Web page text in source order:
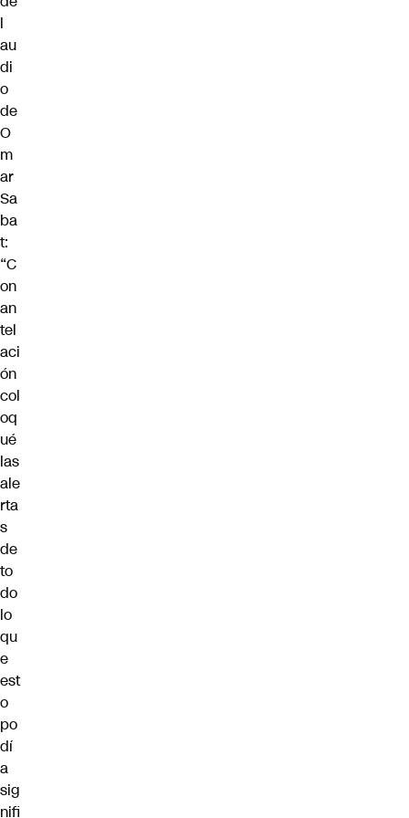
l
au
di
o
de
O
m
ar
Sa
ba
t:
“C
on
an
tel
aci
ón
col
oq
ué
las
ale
rta
s
de
to
do
lo
qu
e
est
o
po
dí
a
sig
nifi